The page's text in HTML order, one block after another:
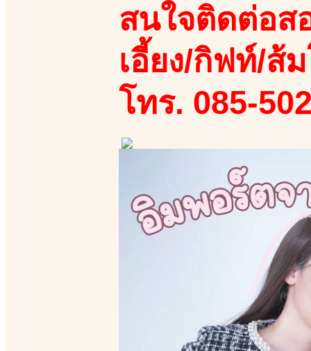
สนใจติดต่อส
เอี้ยง/กิฟท์/ส้
โทร. 085-